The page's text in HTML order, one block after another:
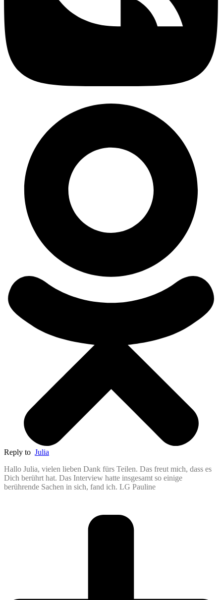
Reply to Julia
Hallo Julia, vielen lieben Dank fürs Teilen. Das freut mich, dass es
Dich berührt hat. Das Interview hatte insgesamt so einige
berührende Sachen in sich, fand ich. LG Pauline